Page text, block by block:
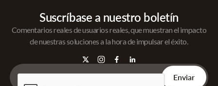
Suscríbase a nuestro boletín
Comentarios reales de usuarios reales, que muestran el impacto
de nuestras soluciones a la hora de impulsar el éxito.